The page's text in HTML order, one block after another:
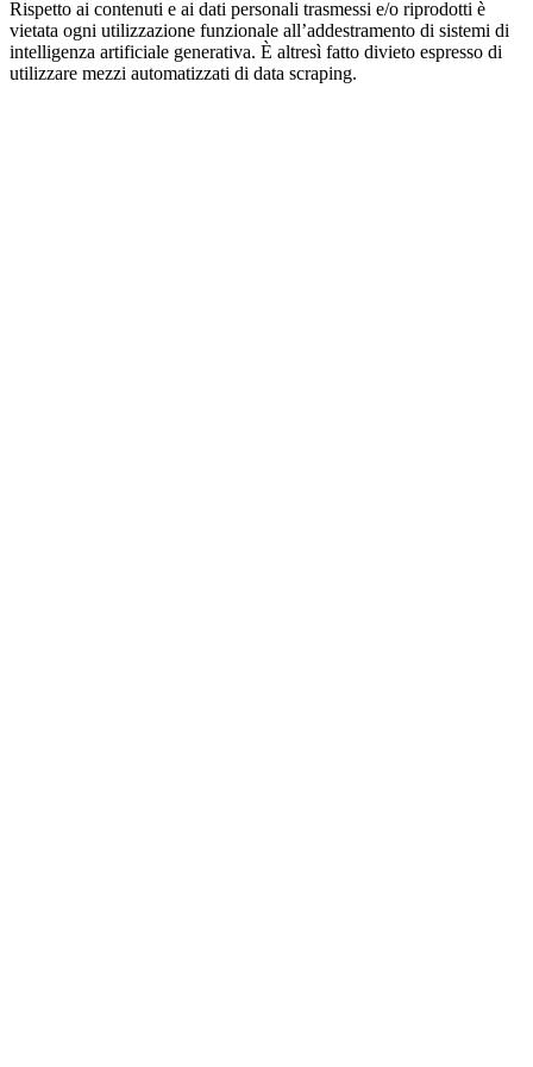
Rispetto ai contenuti e ai dati personali trasmessi e/o riprodotti è
vietata ogni utilizzazione funzionale all’addestramento di sistemi di
intelligenza artificiale generativa. È altresì fatto divieto espresso di
utilizzare mezzi automatizzati di data scraping.